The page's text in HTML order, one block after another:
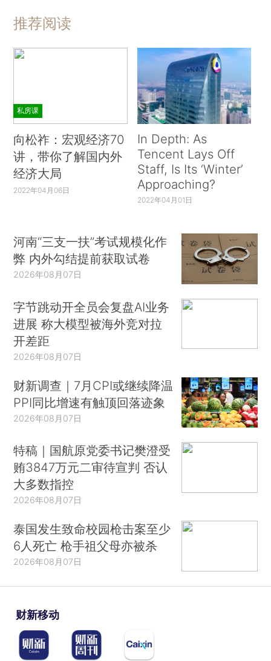
推荐阅读
私房课
向松祚：宏观经济70
讲，带你了解国内外
经济大局
2022年04月06日
In Depth: As
Tencent Lays Off
Staff, Is Its ‘Winter’
Approaching?
2022年04月01日
河南“三支一扶”考试规模化作
弊 内外勾结提前获取试卷
2026年08月07日
字节跳动开全员会复盘AI业务
进展 称大模型被海外竞对拉
开差距
2026年08月07日
财新调查｜7月CPI或继续降温
PPI同比增速有触顶回落迹象
2026年08月07日
特稿｜国航原党委书记樊澄受
贿3847万元二审待宣判 否认
大多数指控
2026年08月07日
泰国发生致命校园枪击案至少
6人死亡 枪手祖父母亦被杀
2026年08月07日
财新移动